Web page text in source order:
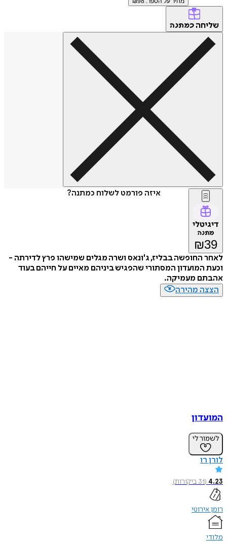
שליחה כמתנה
איזה פורמט לשלוח כמתנה?
דיגיטלי
מתנה
₪39
לאחר החופשה בבליז, ג'ונאס ושרה מגלים שמישהו פרץ לדירתה -
וכעת המועדון המסתורי שהפגיש ביניהם מאיים על חייהם בעוד
אהבתם מעמיקה.
הצצה מהירה
המועדון
לשמור לי
לורן רו
4.23
(
31ביקורות)
רומן אירוטי
מלודי